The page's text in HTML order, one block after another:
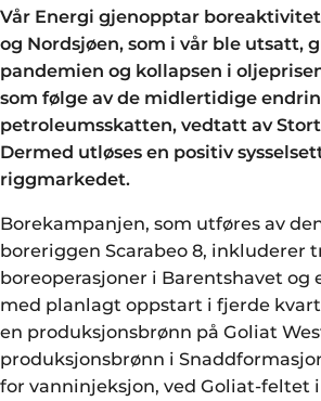
Vår Energi gjenopptar
og Nordsjøen, som i vår ble utsatt,
pandemien og kollapsen i
som følge av de midlertidige
petroleumsskatten, vedtatt av
Dermed utløses en positiv
riggmarkedet.
Borekampanjen, som utføres av
boreriggen Scarabeo 8, inkluderer
boreoperasjoner i Barentshavet og
med planlagt oppstart i fjerde
en produksjonsbrønn på Goliat
produksjonsbrønn i
for vanninjeksjon, ved Goliat-feltet